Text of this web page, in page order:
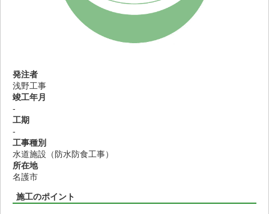
発注者
浅野工事
竣工年月
-
工期
-
工事種別
水道施設（防水防食工事）
所在地
名護市
施工のポイント